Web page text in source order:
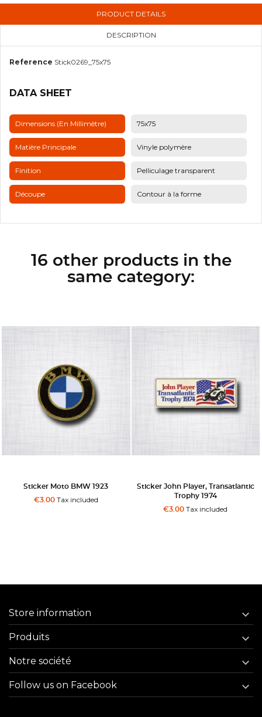
PRODUCT DETAILS
DESCRIPTION
Reference Stick0269_75x75
DATA SHEET
Dimensions (en Millimètre) 75x75
Matière Principale Vinyle polymère
Finition Pelliculage transparent
Découpe Contour à la forme
16 other products in the
same category:
1923
Sticker John Player, Transatlantic
Sticker Cady
Store information 
Produits 
Notre société 
Follow us on Facebook 